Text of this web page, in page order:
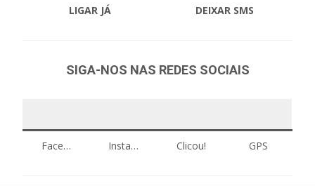
LIGAR JÁ DEIXAR SMS
SIGA-NOS NAS REDES SOCIAIS
Face… Insta… Clicou! GPS